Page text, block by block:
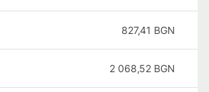
827,41 BGN
2 068,52 BGN